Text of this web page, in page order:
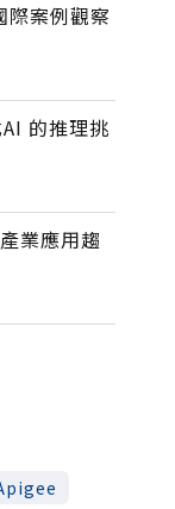
際案例觀察
的推理挑
業應用趨